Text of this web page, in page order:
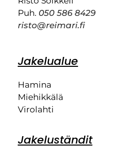
Puh. 050 586 8429
risto@reimari.fi
Jakelualue
Hamina
Miehikkälä
Virolahti
Jakeluständit